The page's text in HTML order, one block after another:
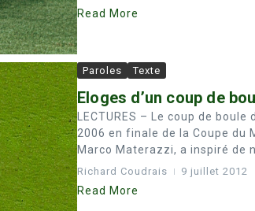
Read More
Paroles Texte
Eloges d’un coup de
LECTURES – Le coup de
2006 en finale de la Coupe du
Marco Materazzi, a inspiré de
Richard Coudrais 9 juillet 2012
Read More